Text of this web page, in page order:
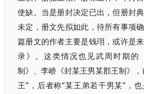
使缺。当是册封决定已出，但册封
未定，册文先拟如此，待所有事项
篇册文的作者主要是钱珝，或许是
录》。这类情况也见武周时期的
制》、李峤《封某王男某郡王制》，
王”，后者称“某王弟若干男某”，